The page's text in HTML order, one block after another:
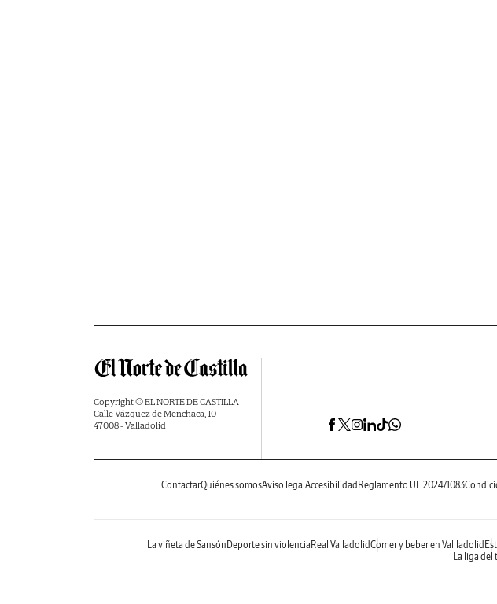
Copyright © EL NORTE DE CASTILLA
Calle Vázquez de Menchaca, 10
47008 - Valladolid
ContactarQuiénes somosAviso legal Accesibilidad Reglamento UE 2024/1083
La viñeta de Sansón Deporte sin violencia Real ValladolidComer y beber en Vallladolid
La liga del